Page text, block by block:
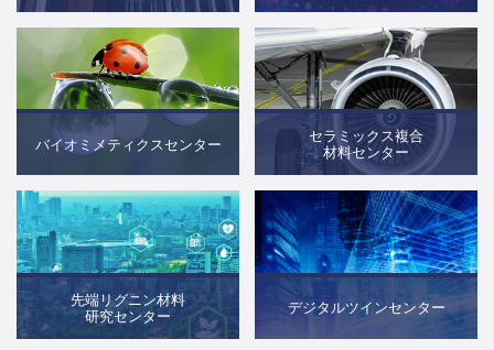
バイオミメティクスセンター
セラミックス複合
材料センター
先端リグニン材料
研究センター
デジタルツインセンター